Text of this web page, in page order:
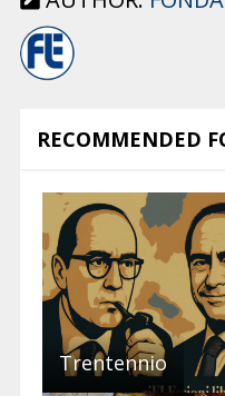
RECOMMENDED
Trentennio